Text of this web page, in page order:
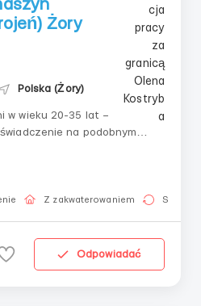
Żory
Polska (Żory)
Z zakwaterowaniem Stała
Odpowiadać